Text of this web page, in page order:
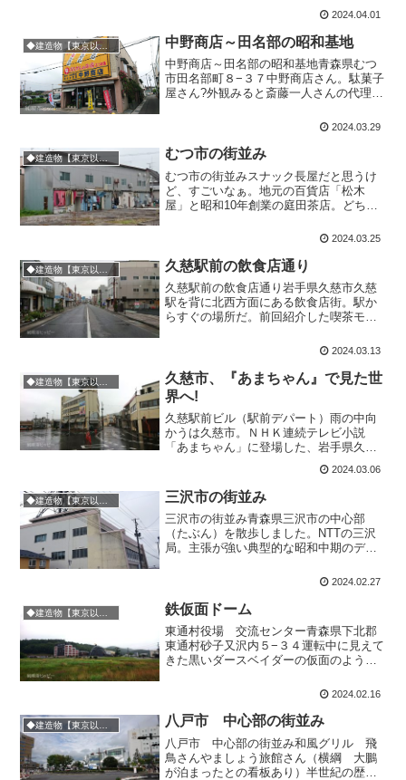
2024.04.01
◆建造物【東京以外の東日本】 中野商店～田名部の昭和基地
中野商店～田名部の昭和基地青森県むつ
市田名部町８−３７中野商店さん。駄菓子
屋さん?外観みると斎藤一人さんの代理店
していると、「隣の博物館も見てくださ
スに案内してくださ...
2024.03.29
◆建造物【東京以外の東日本】 むつ市の街並み
むつ市の街並みスナック長屋だと思うけ
ど、すごいなぁ。地元の百貨店「松木
屋」と昭和10年創業の庭田茶店。どちら
屋根の大きな建物役割の終えたものたち
館。座敷わらしとオーナーの...
2024.03.25
◆建造物【東京以外の東日本】 久慈駅前の飲食店通り
久慈駅前の飲食店通り岩手県久慈市久慈
駅を背に北西方面にある飲食店街。駅か
らすぐの場所だ。前回紹介した喫茶モカ
2024.03.13
久慈市、『あまちゃん』で見た世
界へ!
久慈駅前ビル（駅前デパート）雨の中向
かうは久慈市。ＮＨＫ連続テレビ小説
「あまちゃん」に登場した、岩手県久慈
市の「久慈駅前ビル」、「駅前デパー
ト」。あるいは、通称「あまちゃんビ
ル」。個人的にNHK連続テレビ小説は見
ないけど、「あまちゃん」は当...
2024.03.06
◆建造物【東京以外の東日本】 三沢市の街並み
三沢市の街並み青森県三沢市の中心部
（たぶん）を散歩しました。NTTの三沢
局。主張が強い典型的な昭和中期のデザ
ろとすごい。宝石・メガネの金光堂とそ
態で見ごたえたっぷり。金...
2024.02.27
鉄仮面ドーム
東通村役場 交流センター青森県下北郡
東通村砂子又沢内５−３４運転中に見えて
きた黒いダースベイダーの仮面のような
敵キャラ「メット」のようでもある。こ
のだった。鉄仮面ドー...
2024.02.16
八戸市 中心部の街並み
八戸市 中心部の街並み和風グリル 飛
鳥さんやましょう旅館さん（横綱 大鵬
が泊まったとの看板あり）半世紀の歴史